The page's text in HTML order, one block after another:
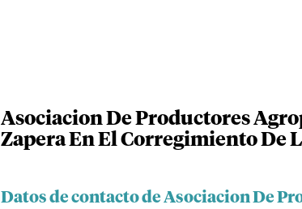
Asociacion De Productores
Zapera En El Corregimiento De
Datos de contacto de Asociacion De